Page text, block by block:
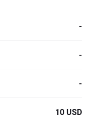
-
-
-
10 USD